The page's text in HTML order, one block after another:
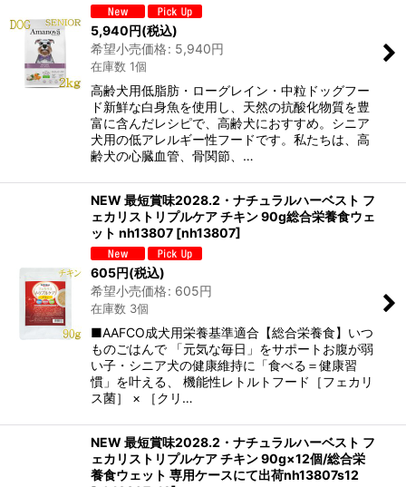
5,940円(税込)
希望小売価格: 5,940円
在庫数 1個
高齢犬用低脂肪・ローグレイン・中粒ドッグフー
ド新鮮な白身魚を使用し、天然の抗酸化物質を豊
富に含んだレシピで、高齢犬におすすめ。シニア
犬用の低アレルギー性フードです。私たちは、高
齢犬の心臓血管、骨関節、…
NEW 最短賞味2028.2・ナチュラルハーベスト フ
ェカリストリプルケア チキン 90g総合栄養食ウェ
ット nh13807 [nh13807]
605円(税込)
希望小売価格: 605円
在庫数 3個
■AAFCO成犬用栄養基準適合【総合栄養食】いつ
ものごはんで 「元気な毎日」をサポートお腹が弱
い子・シニア犬の健康維持に「食べる＝健康習
慣」を叶える、 機能性レトルトフード［フェカリ
ス菌］ × ［クリ…
NEW 最短賞味2028.2・ナチュラルハーベスト フ
ェカリストリプルケア チキン 90g×12個/総合栄
養食ウェット 専用ケースにて出荷nh13807s12